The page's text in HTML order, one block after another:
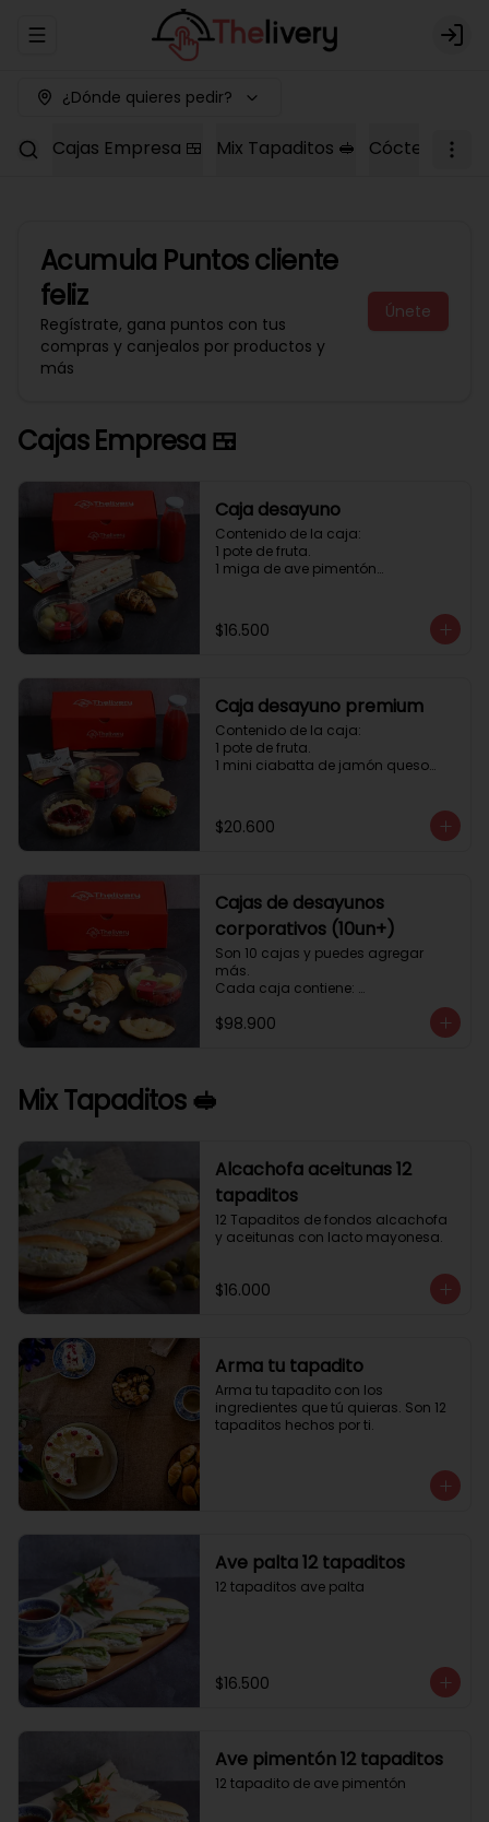
Abrir menu de navegación Login
¿Dónde quieres pedir?
Cajas Empresa 🍱 Mix Tapaditos 🥪 Cóctel Dulce
Acumula Puntos cliente
feliz
Regístrate, gana puntos con tus
compras y canjealos por productos y
más
Únete
Cajas Empresa 🍱
Caja desayuno
Contenido de la caja:
1 pote de fruta.
1 miga de ave pimentón
1 mini muffin
1 sobre de té y café
$16.500
Caja desayuno premium
Contenido de la caja:
1 pote de fruta.
1 mini ciabatta de jamón queso
1 mini muffin
1 cheesecake
$20.600
Cajas de desayunos
corporativos (10un+)
Son 10 cajas y puedes agregar
más.
Cada caja contiene:
2 mini croissant jamón queso.
1 mini muffin.
Estos desayunos no los vendemos
por unidad, desde 10 cajas.
$98.900
Mix Tapaditos 🥪
Alcachofa aceitunas 12
tapaditos
12 Tapaditos de fondos alcachofa
y aceitunas con lacto mayonesa.
$16.000
Arma tu tapadito
Arma tu tapadito con los
ingredientes que tú quieras. Son 12
tapaditos hechos por ti.
Ave palta 12 tapaditos
12 tapaditos ave palta
$16.500
Ave pimentón 12 tapaditos
12 tapadito de ave pimentón